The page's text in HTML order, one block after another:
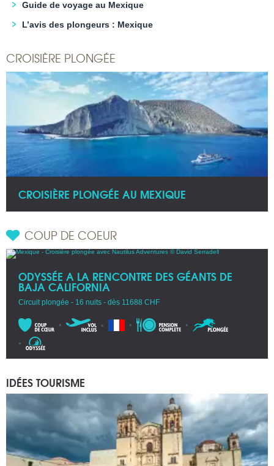
Guide de voyage au Mexique
L’avis des plongeurs : Mexique
CROISIÈRE PLONGÉE
CROISIÈRE PLONGÉE AU MEXIQUE
COUP DE COEUR
ODYSSÉE A LA RENCONTRE DES GÉANTS DE
BAJA CALIFORNIA
Circuit plongée - 16 nuits - dès 11688 CHF
IDÉES TOURISME